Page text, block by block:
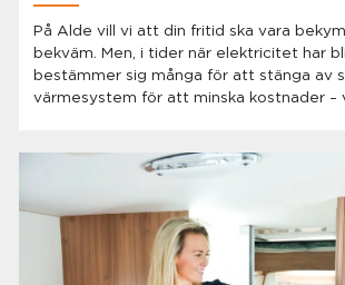
På Alde vill vi att din fritid ska vara
bekväm. Men, i tider när elektricitet har
bestämmer sig många för att stänga av
värmesystem för att minska kostnader
och det bästa är att du redan har den!